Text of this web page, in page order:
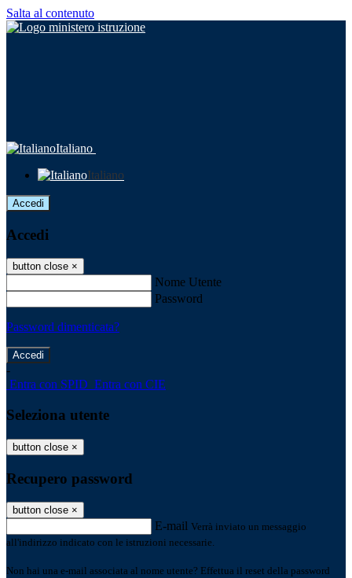
Salta al contenuto
Italiano
Italiano
Accedi
Accedi
button close ×
Nome Utente
Password
Password dimenticata?
-
Entra con SPID Entra con CIE
Seleziona utente
button close ×
Recupero password
button close ×
E-mail Verrà inviato un messaggio
all'indirizzo indicato con le istruzioni necessarie.
Non hai una e-mail associata al nome utente? Effettua il reset della password